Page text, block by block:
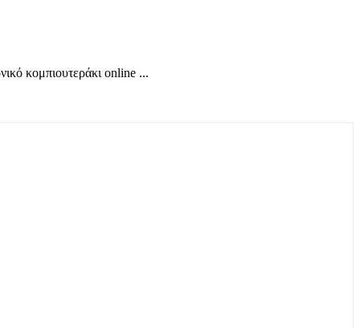
κομπιουτεράκι online ...